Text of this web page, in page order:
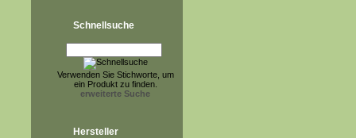
Schnellsuche
Verwenden Sie Stichworte, um
ein Produkt zu finden.
erweiterte Suche
Hersteller